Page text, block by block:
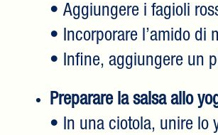
• Aggiungere i fagioli
• Incorporare l’amido di
• Infine, aggiungere un
Preparare la salsa allo
• In una ciotola, unire lo